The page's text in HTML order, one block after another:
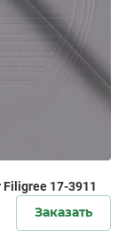
17-3911
Заказать